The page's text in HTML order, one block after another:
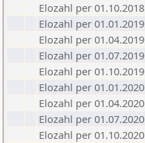
Elozahl per 01.10.2018
Elozahl per 01.01.2019
Elozahl per 01.04.2019
Elozahl per 01.07.2019
Elozahl per 01.10.2019
Elozahl per 01.01.2020
Elozahl per 01.04.2020
Elozahl per 01.07.2020
Elozahl per 01.10.2020